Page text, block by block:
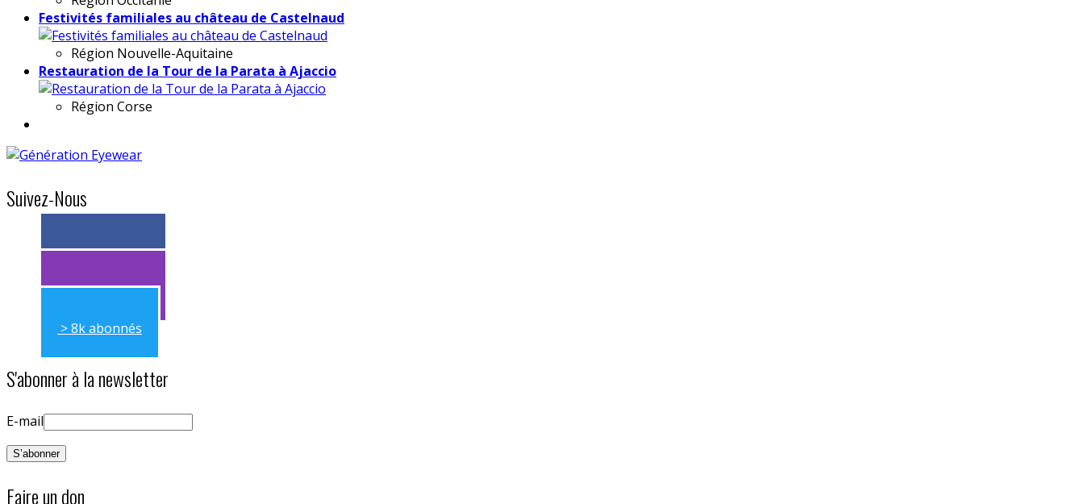
Festivités familiales au château de Castelnaud
Région Nouvelle-Aquitaine
Restauration de la Tour de la Parata à Ajaccio
Région Corse
Suivez-Nous
> 11k abonnés
> 11k abonnés
> 8k abonnés
S'abonner à la newsletter
E-mail
Faire un don